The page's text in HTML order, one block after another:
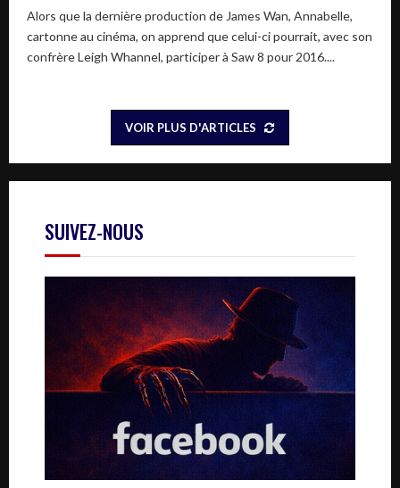
Alors que la dernière production de James Wan, Annabelle,
cartonne au cinéma, on apprend que celui-ci pourrait, avec son
confrère Leigh Whannel, participer à Saw 8 pour 2016....
VOIR PLUS D'ARTICLES
SUIVEZ-NOUS